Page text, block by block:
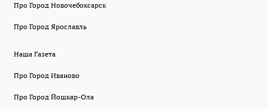
Про Город Новочебоксарск
Про Город Ярославль
Наша Газета
Про Город Иваново
Про Город Йошкар-Ола